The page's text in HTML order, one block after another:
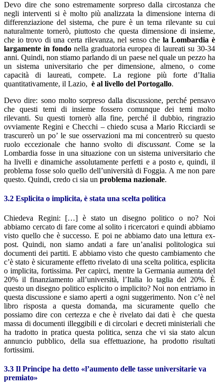
Devo dire che sono estremamente sorpreso dalla circostanza che
negli interventi si è molto più analizzata la dimensione interna di
differenziazione del sistema, che pure è un tema rilevante su cui
naturalmente tornerò, piuttosto che questa dimensione di insieme,
che io trovo di una certa rilevanza, nel senso che la Lombardia è
largamente in fondonella graduatoria europea di laureati su 30-34
anni. Quindi, non stiamo parlando di un paese nel quale un pezzo ha
un sistema universitario che per dimensione, almeno, o come
capacità di laureati, compete. La regione più forte d’Italia
quantitativamente, il Lazio, è al livello del Portogallo.
Devo dire: sono molto sorpreso dalla discussione, perché pensavo
che questi temi di insieme fossero comunque dei temi molto
rilevanti. Su questi tornerò alla fine, perché il dubbio, ringrazio
ovviamente Regini e Checchi – chiedo scusa a Mario Ricciardi se
trascurerò un po’ le sue osservazioni ma mi concentrerò su questo
ruolo eccezionale che hanno svolto di discussant. Come se la
Lombardia fosse in una situazione con un sistema universitario che
ha livelli e dinamiche assolutamente perfetti e a posto e, quindi, il
problema fosse solo quello dell’università di Foggia. A me non pare
questo. Quindi, credo ci sia un problema nazionale.
3.2 Esplicita o implicita, è stata una scelta politica
Chiedeva Regini: […] è stato un disegno politico o no? Noi
abbiamo cercato di fare come al solito i ricercatori e quindi abbiamo
visto quello che è successo. E poi ne abbiamo dato una lettura ex-
post. Quindi, non siamo andati a fare un’analisi politologica sui
documenti dei partiti. E abbiamo visto che questo cambiamento che
c’è stato è sicuramente effetto rivelato di una scelta politica, esplicita
o implicita, fortissima. Per capirci, mentre la Germania aumenta del
20% il finanziamento all’università, l’Italia lo taglia del 20%. È
questo un disegno politico esplicito o implicito? Noi non entriamo in
questa discussione e siamo aperti a ogni suggerimento. Non c’è nel
libro risposta a questa domanda, ma sicuramente quello che
possiamo dire con certezza e che è rivelato dai dati è che questa
massa di documenti illeggibili e di circolari e decreti ministeriali che
ha tradotto in pratica questa politica, senza che vi sia stato alcun
annuncio pubblico, della sua effettuazione, ha prodotto risultati
fortissimi.
3.3 Il Principe ha detto «l’aumento delle tasse universitarie va
premiato»